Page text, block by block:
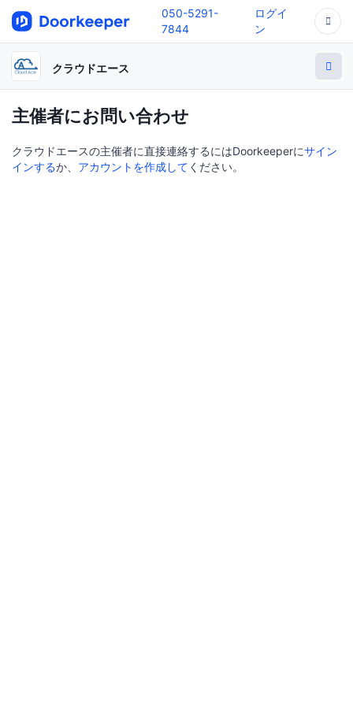
050-5291-
7844
ログイ
ン
クラウドエース
主催者にお問い合わせ
クラウドエースの主催者に直接連絡するにはDoorkeeperにサイン
インするか、 アカウントを作成して ください。